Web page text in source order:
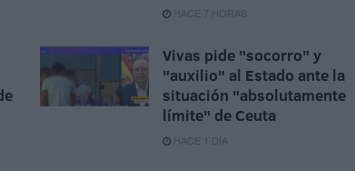
HACE 7 HORAS
Vivas pide "socorro" y
"auxilio" al Estado ante la
situación "absolutamente
límite" de Ceuta
HACE 1 DÍA